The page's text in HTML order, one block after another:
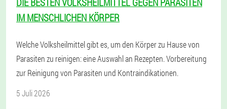
IM MENSCHLICHEN KÖRPER
Welche Volksheilmittel gibt es, um den Körper zu Hause von
Parasiten zu reinigen: eine Auswahl an Rezepten. Vorbereitung
zur Reinigung von Parasiten und Kontraindikationen.
5 Juli 2026